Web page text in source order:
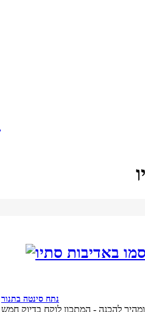
נתח סינטה בתנור
להכנה - המתכון לוקח בדיוק חמש